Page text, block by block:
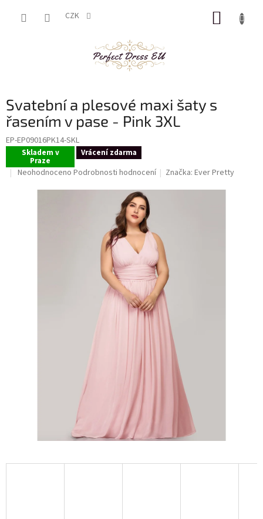
CZK
Svatební a plesové maxi šaty s
řasením v pase - Pink 3XL
EP-EP09016PK14-SKL
Skladem v
Praze
Vrácení zdarma
Průměrné
Neohodnoceno Podrobnosti hodnocení Značka:Ever Pretty